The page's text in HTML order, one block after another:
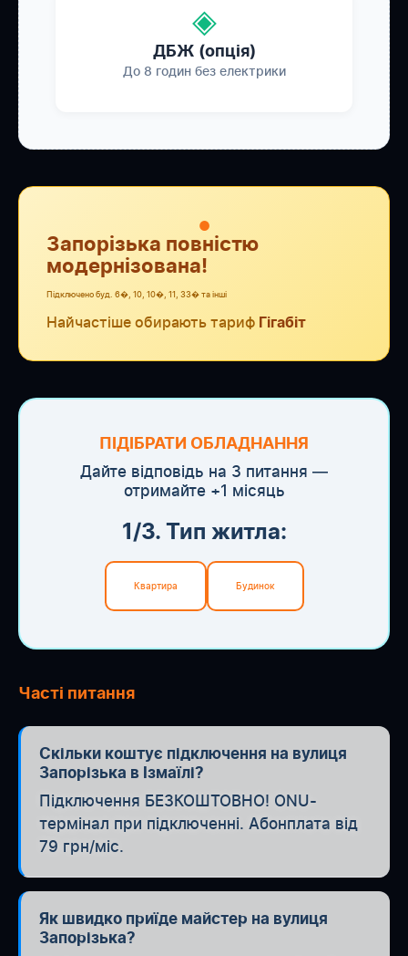
◈
ДБЖ (опція)
До 8 годин без електрики
●
Запорізька повністю
модернізована!
Підключено буд. 6�, 10, 10�, 11, 33� та інші
Найчастіше обирають тариф Гігабіт
ПІДІБРАТИ ОБЛАДНАННЯ
Дайте відповідь на 3 питання —
отримайте +1 місяць
1/3. Тип житла:
Квартира Будинок
Часті питання
Скільки коштує підключення на вулиця
Запорізька в Ізмаїлі?
Підключення БЕЗКОШТОВНО! ONU-
термінал при підключенні. Абонплата від
79 грн/міс.
Як швидко приїде майстер на вулиця
Запорізька?